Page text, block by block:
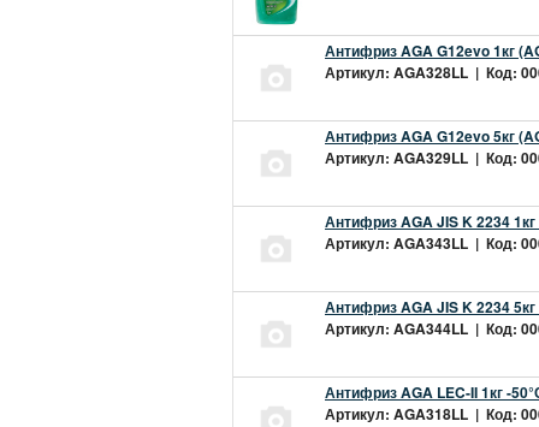
Антифриз AGA G12evo 1кг
Артикул: AGA328LL | Код:
Антифриз AGA G12evo 5кг
Артикул: AGA329LL | Код:
Антифриз AGA JIS K 2234
Артикул: AGA343LL | Код:
Антифриз AGA JIS K 2234
Артикул: AGA344LL | Код:
Антифриз AGA LEC-II 1кг -
Артикул: AGA318LL | Код: